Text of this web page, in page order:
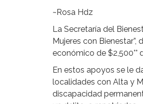
~Rosa Hdz
La Secretaría del
Mujeres con
económico de $2,500°°
En estos apoyos se le
localidades con Alta y
discapacidad